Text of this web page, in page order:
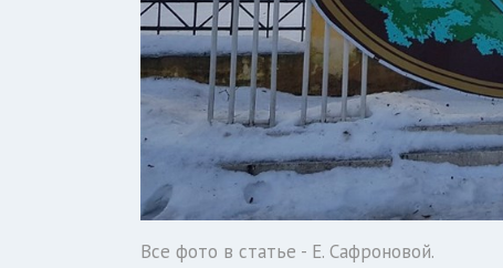
Все фото в статье - Е. Сафроновой.